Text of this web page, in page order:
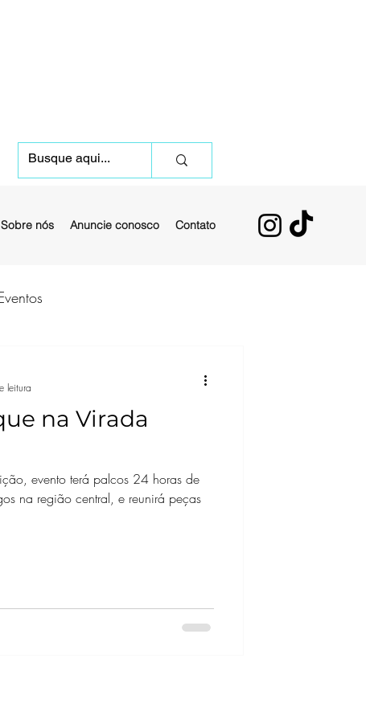
Sobre nós Anuncie conosco Contato
na Virada
evento terá palcos 24 horas de
na região central, e reunirá peças
leitura